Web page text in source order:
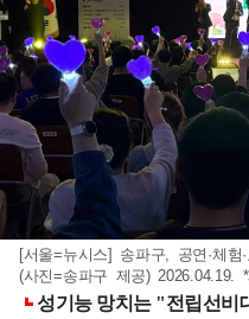
[서울=뉴시스] 송파구, 공연·체
(사진=송파구 제공) 2026.04.19.